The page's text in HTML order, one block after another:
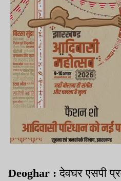
Deoghar : देवघर एसपी